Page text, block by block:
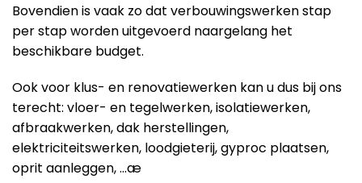
Bovendien is vaak zo dat verbouwingswerken stap
per stap worden uitgevoerd naargelang het
beschikbare budget.
Ook voor klus- en renovatiewerken kan u dus bij ons
terecht: vloer- en tegelwerken, isolatiewerken,
afbraakwerken, dak herstellingen,
elektriciteitswerken, loodgieterij, gyproc plaatsen,
oprit aanleggen, …æ